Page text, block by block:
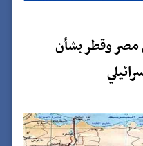
وقطر بشأن